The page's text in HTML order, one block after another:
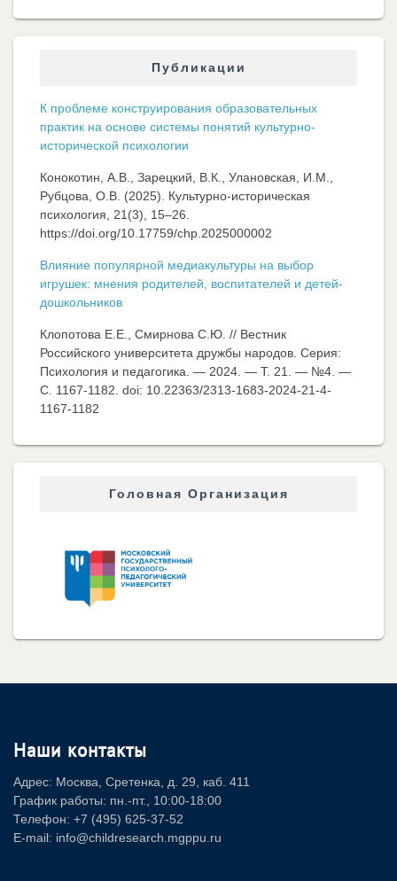
Публикации
К проблеме конструирования образовательных
практик на основе системы понятий культурно-
исторической психологии
Конокотин, А.В., Зарецкий, В.К., Улановская, И.М.,
Рубцова, О.В. (2025). Культурно-историческая
психология, 21(3), 15–26.
https://doi.org/10.17759/chp.2025000002
Влияние популярной медиакультуры на выбор
игрушек: мнения родителей, воспитателей и детей-
дошкольников
Клопотова Е.Е., Смирнова С.Ю. // Вестник
Российского университета дружбы народов. Серия:
Психология и педагогика. — 2024. — Т. 21. — №4. —
C. 1167-1182. doi: 10.22363/2313-1683-2024-21-4-
1167-1182
Головная Организация
Наши контакты
Адрес: Москва, Сретенка, д. 29, каб. 411
График работы: пн.-пт., 10:00-18:00
Телефон: +7 (495) 625-37-52
E-mail: info@childresearch.mgppu.ru